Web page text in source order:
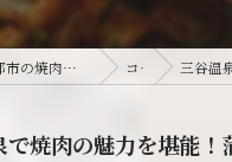
愛知県蒲郡市の焼肉なら焼肉ダイニング joie-ジョワ- コラム 三谷温泉で焼肉の
で焼肉の魅力を堪能！